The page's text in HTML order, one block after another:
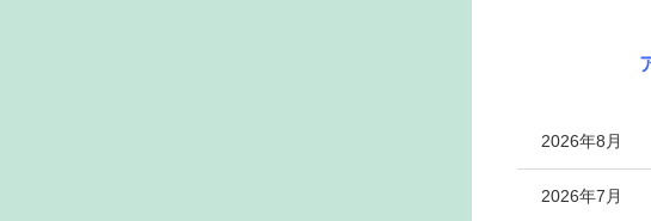
2026年8月
2026年7月